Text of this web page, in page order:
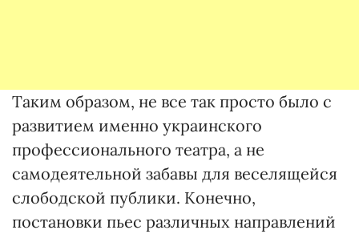
Таким образом, не все так просто было с
развитием именно украинского
профессионального театра, а не
самодеятельной забавы для веселящейся
слободской публики. Конечно,
постановки пьес различных направлений